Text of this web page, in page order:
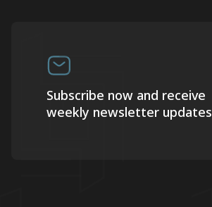
Subscribe now and receive
weekly newsletter updates